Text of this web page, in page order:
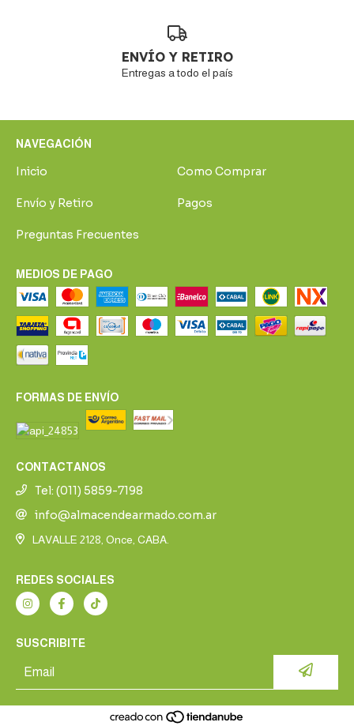
ENVÍO Y RETIRO
Entregas a todo el país
NAVEGACIÓN
Inicio Como Comprar
Envío y Retiro Pagos
Preguntas Frecuentes
MEDIOS DE PAGO
FORMAS DE ENVÍO
CONTACTANOS
Tel: (011) 5859-7198
info@almacendearmado.com.ar
LAVALLE 2128, Once, CABA.
REDES SOCIALES
SUSCRIBITE